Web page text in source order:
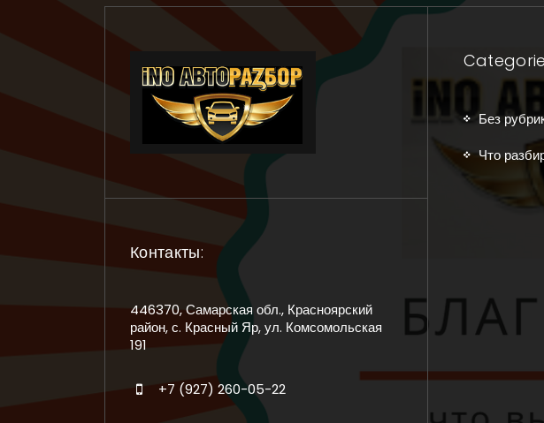
Контакты:
446370, Самарская обл., Красноярский
район, с. Красный Яр, ул. Комсомольская
191
+7 (927) 260-05-22
Без
Что